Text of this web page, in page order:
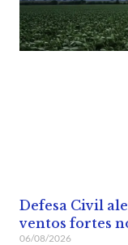
Defesa Civil
ventos fortes
06/08/2026